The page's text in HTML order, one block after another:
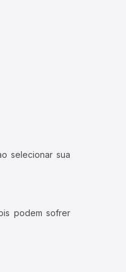
selecionar sua
podem sofrer